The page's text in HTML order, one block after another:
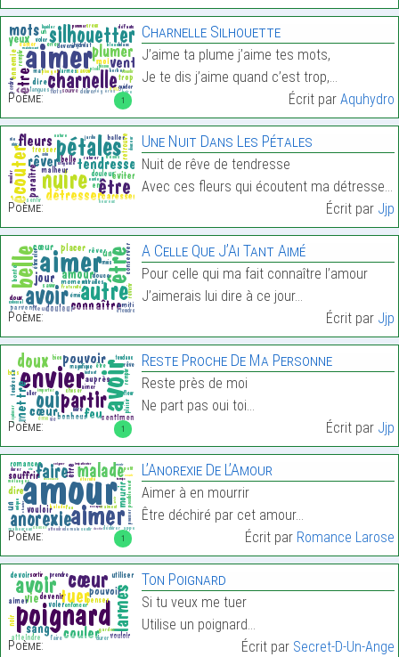
1
Poème:
Charnelle Silhouette
J’aime ta plume j’aime tes mots,
Je te dis j’aime quand c’est trop,…
Écrit par Aquhydro
Poème:
Une Nuit Dans Les Pétales
Nuit de rêve de tendresse
Avec ces fleurs qui écoutent ma détresse…
Écrit par Jjp
Poème:
A Celle Que J’Ai Tant Aimé
Pour celle qui ma fait connaître l’amour
J’aimerais lui dire à ce jour…
Écrit par Jjp
1
Poème:
Reste Proche De Ma Personne
Reste près de moi
Ne part pas oui toi…
Écrit par Jjp
1
Poème:
L’Anorexie De L’Amour
Aimer à en mourrir
Être déchiré par cet amour…
Écrit par Romance Larose
Poème:
Ton Poignard
Si tu veux me tuer
Utilise un poignard…
Écrit par Secret-D-Un-Ange